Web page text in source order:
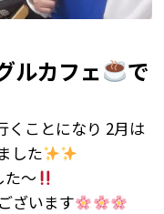
ルカフェ
で
くことになり 2月は
した
た〜
ざいます